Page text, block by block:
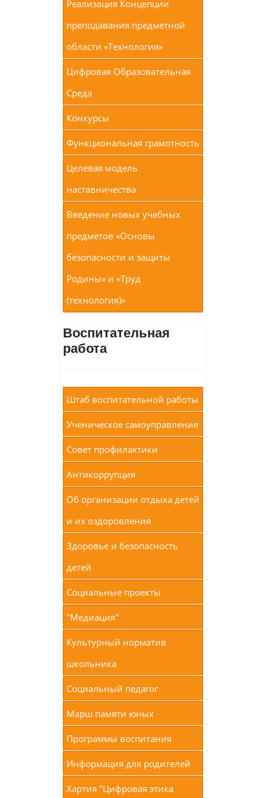
Реализация Концепции
преподавания предметной
области «Технология»
Цифровая Образовательная
Среда
Конкурсы
Функциональная грамотность
Целевая модель
наставничества
Введение новых учебных
предметов «Основы
безопасности и защиты
Родины» и «Труд
(технология)»
Воспитательная
работа
Штаб воспитательной работы
Ученическое самоуправление
Совет профилактики
Антикоррупция
Об организации отдыха детей
и их оздоровления
Здоровье и безопасность
детей
Социальные проекты
"Медиация"
Культурный норматив
школьника
Социальный педагог
Марш памяти юных
Программы воспитания
Информация для родителей
Хартия "Цифровая этика